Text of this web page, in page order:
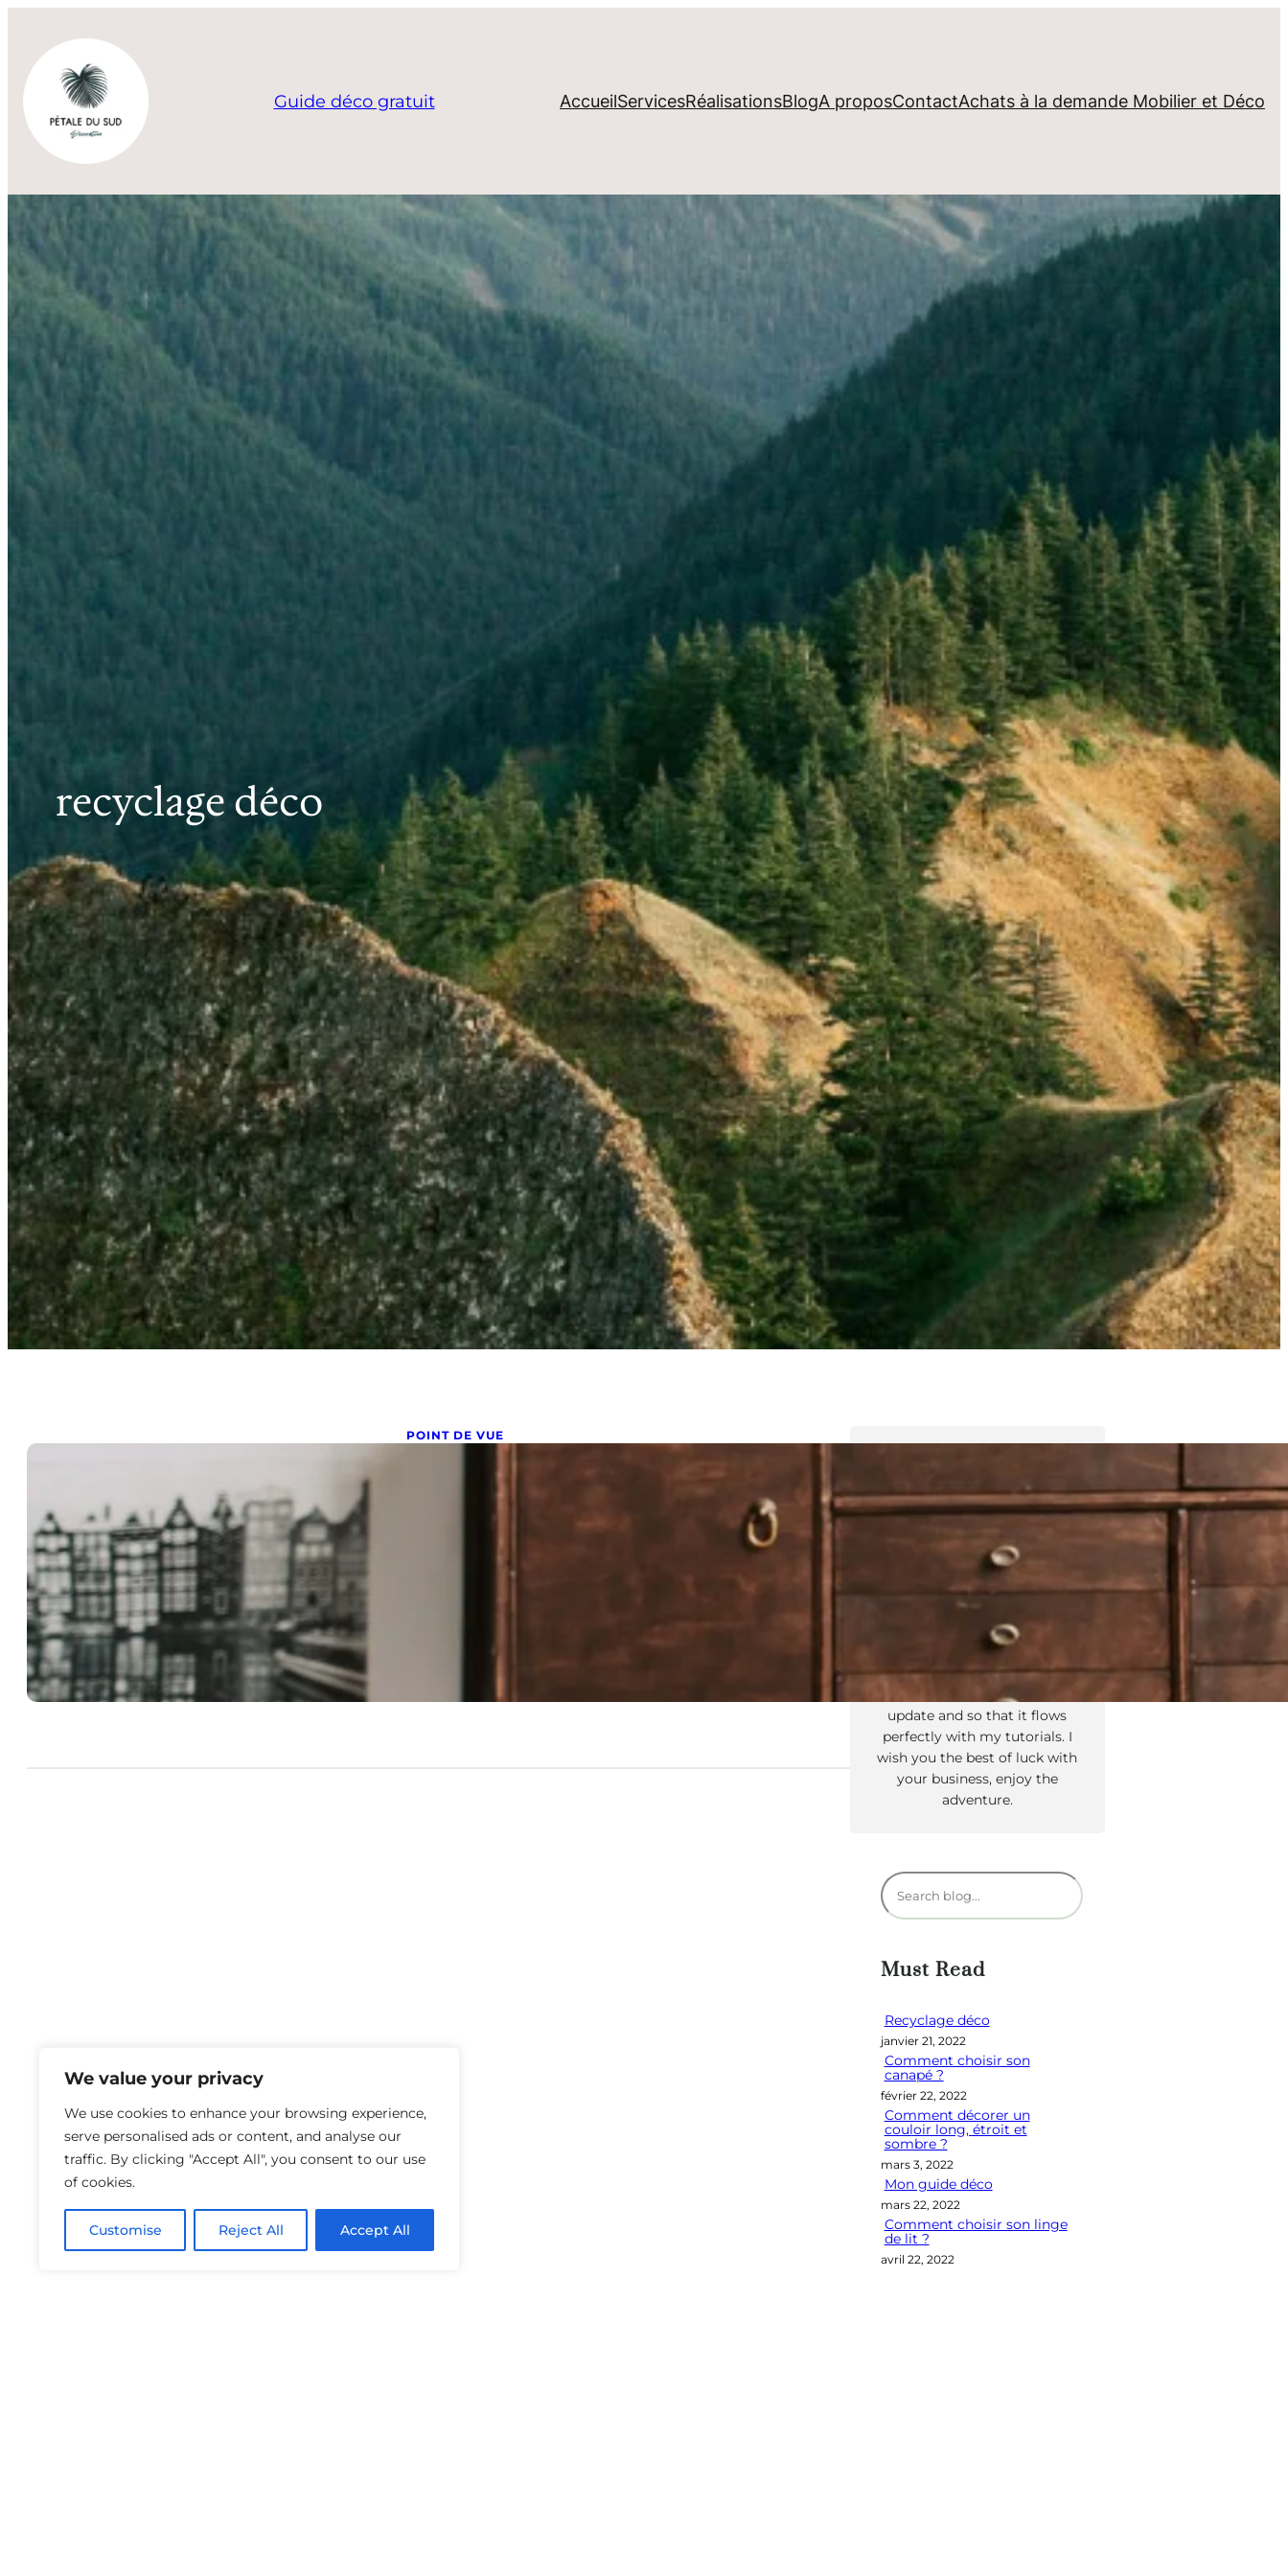
We value your privacy
We use cookies to enhance your browsing experience,
serve personalised ads or content, and analyse our
traffic. By clicking "Accept All", you consent to our use
of cookies.
Customise Reject All Accept All
contenu
Guide déco gratuit
AccueilServicesRéalisationsBlogA proposContactAchats à la demande Mobilier et Déco
recyclage déco
POINT DE VUE
Recyclage déco
Recyclage déco En ce début d’année 2022, j’ai eu envie
de vous parler de recyclage en décoration. Face…
Tyler Moore
Hello, my name is Tyler Moore
and with the help of many
people I made this template. I
made it so it is super easy to
update and so that it flows
perfectly with my tutorials. I
wish you the best of luck with
your business, enjoy the
adventure.
R
e
h
r
c
h
e
r
Must Read
Recyclage déco
janvier 21, 2022
Comment choisir son
canapé ?
février 22, 2022
Comment décorer un
couloir long, étroit et
sombre ?
mars 3, 2022
Mon guide déco
mars 22, 2022
Comment choisir son linge
de lit ?
avril 22, 2022